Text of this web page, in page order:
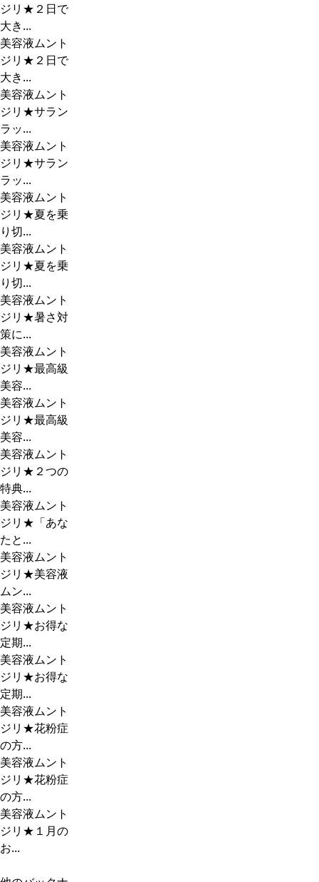
ジリ★２日で
大き...
美容液ムント
ジリ★２日で
大き...
美容液ムント
ジリ★サラン
ラッ...
美容液ムント
ジリ★サラン
ラッ...
美容液ムント
ジリ★夏を乗
り切...
美容液ムント
ジリ★夏を乗
り切...
美容液ムント
ジリ★暑さ対
策に...
美容液ムント
ジリ★最高級
美容...
美容液ムント
ジリ★最高級
美容...
美容液ムント
ジリ★２つの
特典...
美容液ムント
ジリ★「あな
たと...
美容液ムント
ジリ★美容液
ムン...
美容液ムント
ジリ★お得な
定期...
美容液ムント
ジリ★お得な
定期...
美容液ムント
ジリ★花粉症
の方...
美容液ムント
ジリ★花粉症
の方...
美容液ムント
ジリ★１月の
お...